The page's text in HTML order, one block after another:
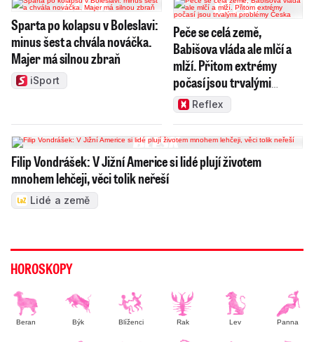
Sparta po kolapsu v Boleslavi:
minus šest a chvála nováčka.
Majer má silnou zbraň
iSport
Peče se celá země,
Babišova vláda ale mlčí a
mlží. Přitom extrémy
počasí jsou trvalými
problémy Česka
Reflex
Filip Vondrášek: V Jižní Americe si lidé plují životem
mnohem lehčeji, věci tolik neřeší
Lidé a země
HOROSKOPY
Beran Býk Blíženci Rak Lev Panna